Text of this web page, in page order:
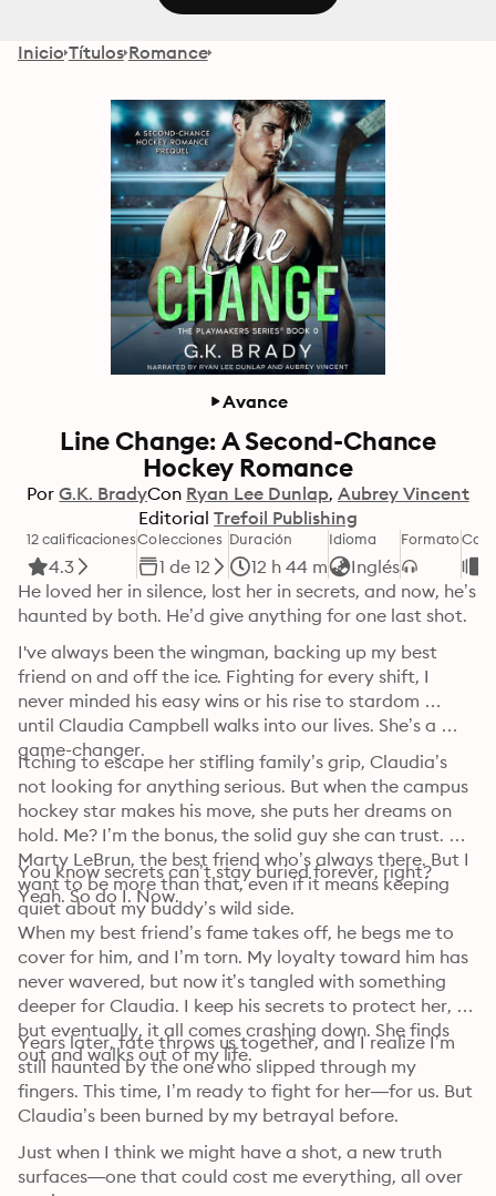
Inicio Títulos Romance
Avance
Line Change: A Second-Chance
Hockey Romance
Por G.K. BradyCon Ryan Lee Dunlap Aubrey Vincent
Editorial Trefoil Publishing
12 calificaciones
4.3
Colecciones
1 de 12
Duración
12 h 44 m
Idioma
Inglés
Formato
He loved her in silence, lost her in secrets, and now, he’s
haunted by both. He’d give anything for one last shot.
I've always been the wingman, backing up my best
friend on and off the ice. Fighting for every shift, I
never minded his easy wins or his rise to stardom …
until Claudia Campbell walks into our lives. She’s a
game-changer.
Itching to escape her stifling family’s grip, Claudia’s
not looking for anything serious. But when the campus
hockey star makes his move, she puts her dreams on
hold. Me? I’m the bonus, the solid guy she can trust.
Marty LeBrun, the best friend who’s always there. But I
want to be more than that, even if it means keeping
quiet about my buddy’s wild side.
You know secrets can’t stay buried forever, right?
Yeah. So do I. Now.
When my best friend’s fame takes off, he begs me to
cover for him, and I’m torn. My loyalty toward him has
never wavered, but now it’s tangled with something
deeper for Claudia. I keep his secrets to protect her,
but eventually, it all comes crashing down. She finds
out and walks out of my life.
Years later, fate throws us together, and I realize I’m
still haunted by the one who slipped through my
fingers. This time, I’m ready to fight for her—for us. But
Claudia’s been burned by my betrayal before.
Just when I think we might have a shot, a new truth
surfaces—one that could cost me everything, all over